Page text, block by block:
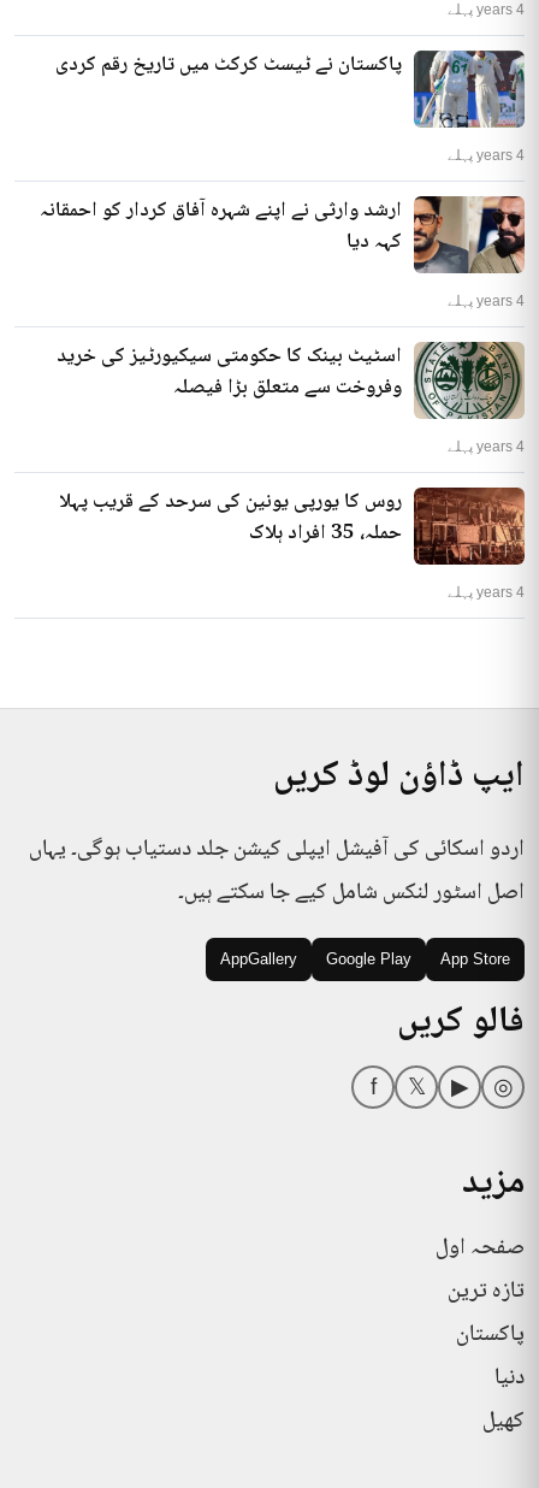
4 years پہلے
پاکستان نے ٹیسٹ کرکٹ میں تاریخ رقم کردی
4 years پہلے
ارشد وارثی نے اپنے شہرہ آفاق کردار کو احمقانہ
کہہ دیا
4 years پہلے
اسٹیٹ بینک کا حکومتی سیکیورٹیز کی خرید
وفروخت سے متعلق بڑا فیصلہ
4 years پہلے
روس کا یورپی یونین کی سرحد کے قریب پہلا
حملہ، 35 افراد ہلاک
4 years پہلے
ایپ ڈاؤن لوڈ کریں
اردو اسکائی کی آفیشل ایپلی کیشن جلد دستیاب ہوگی۔ یہاں
اصل اسٹور لنکس شامل کیے جا سکتے ہیں۔
App Store
Google Play
AppGallery
فالو کریں
◎
▶
𝕏
f
مزید
صفحہ اول
تازہ ترین
پاکستان
دنیا
کھیل